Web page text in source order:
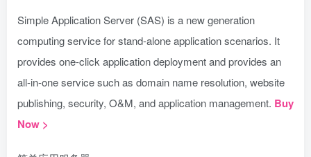
Simple Application Server (SAS) is a new generation
computing service for stand-alone application scenarios. It
provides one-click application deployment and provides an
all-in-one service such as domain name resolution, website
publishing, security, O&M, and application management. Buy
Now >